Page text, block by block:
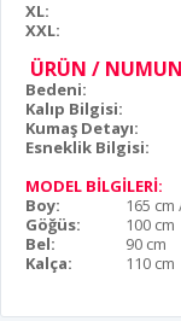
XL:
XXL:
ÜRÜN /
Bedeni:
Kalıp Bilgisi:
Kumaş Detayı:
Esneklik Bilgisi:
MODEL BİLGİLERİ:
Boy:
165 cm
Göğüs:
100 cm
Bel:
90 cm
Kalça:
110 cm